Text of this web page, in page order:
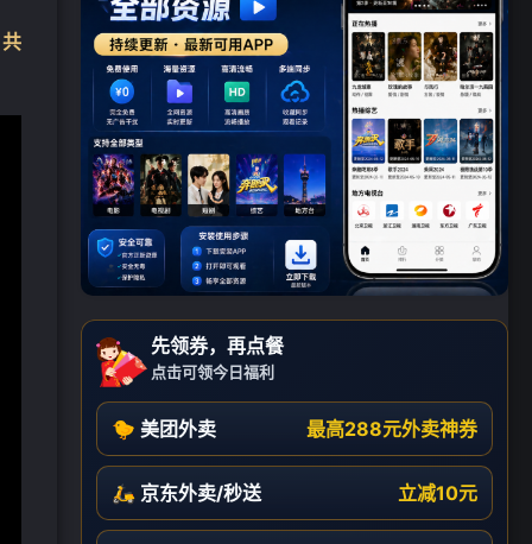
先领券，再点餐
点击可领今日福利
🐤 美团外卖 最高288元外卖神券
🛵 京东外卖/秒送 立减10元